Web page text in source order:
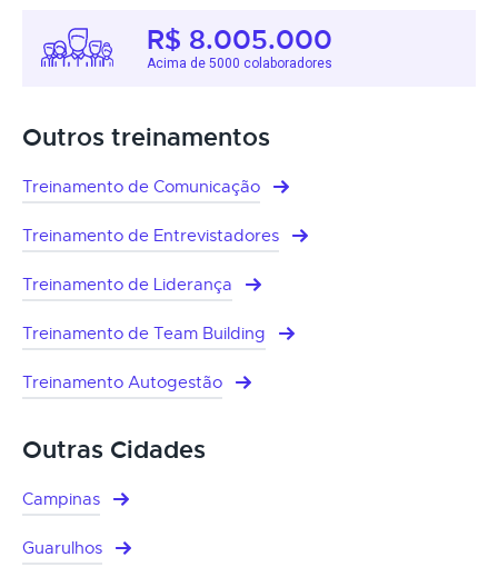
R$ 8.005.000
Acima de 5000 colaboradores
Outros treinamentos
Treinamento de Comunicação
Treinamento de Entrevistadores
Treinamento de Liderança
Treinamento de Team Building
Treinamento Autogestão
Outras Cidades
Campinas
Guarulhos